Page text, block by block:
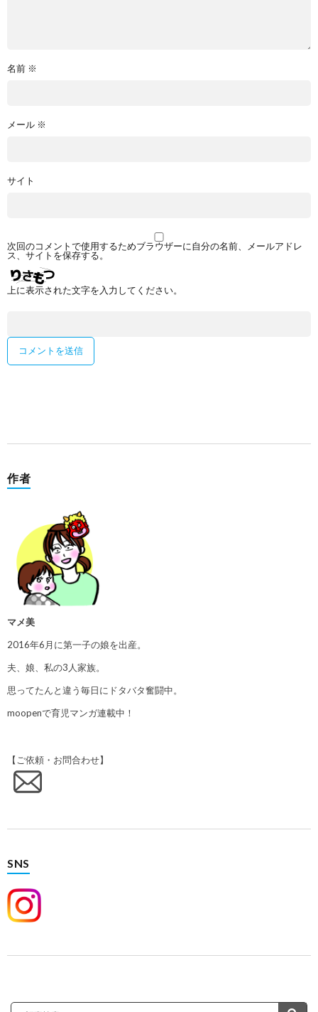
名前 ※
メール ※
サイト
次回のコメントで使用するためブラウザーに自分の名前、メールアドレ
ス、サイトを保存する。
上に表示された文字を入力してください。
作者
マメ美
2016年6月に第一子の娘を出産。
夫、娘、私の3人家族。
思ってたんと違う毎日にドタバタ奮闘中。
moopenで育児マンガ連載中！
【ご依頼・お問合わせ】
SNS